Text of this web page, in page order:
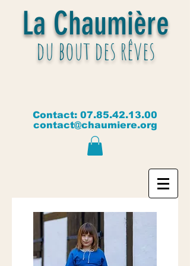
La Chaumière
du bout des rêves
Contact: 07.85.42.13.00
contact@chaumiere.org